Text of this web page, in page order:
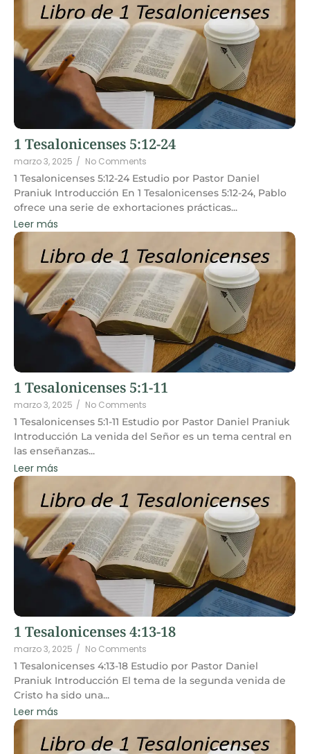
1 Tesalonicenses 5:12-24
marzo 3, 2025 / No Comments
1 Tesalonicenses 5:12-24 Estudio por Pastor Daniel
Praniuk Introducción En 1 Tesalonicenses 5:12-24, Pablo
ofrece una serie de exhortaciones prácticas...
Leer más
1 Tesalonicenses 5:1-11
marzo 3, 2025 / No Comments
1 Tesalonicenses 5:1-11 Estudio por Pastor Daniel Praniuk
Introducción La venida del Señor es un tema central en
las enseñanzas...
Leer más
1 Tesalonicenses 4:13-18
marzo 3, 2025 / No Comments
1 Tesalonicenses 4:13-18 Estudio por Pastor Daniel
Praniuk Introducción El tema de la segunda venida de
Cristo ha sido una...
Leer más